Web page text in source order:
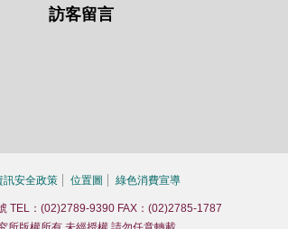
訪客留言
訊安全政策 位置圖 綠色消費宣導
TEL：(02)2789-9390 FAX：(02)2785-1787